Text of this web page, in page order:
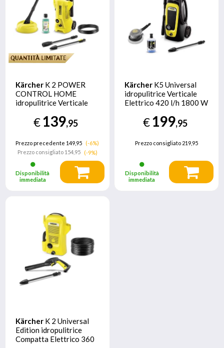
Kärcher K 2 POWER
CONTROL HOME
idropulitrice Verticale
Giallo€139,95
Prezzo precedente 149,95
(-6%)
Prezzo consigliato154,95 (-9%)
Disponibilità
immediata
Kärcher K5 Universal
idropulitrice Verticale
Elettrico 420 l/h 1800 W
€199,95
Prezzo consigliato 219,95
Disponibilità
immediata
Kärcher K 2 Universal
Edition idropulitrice
Compatta Elettrico 360